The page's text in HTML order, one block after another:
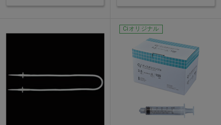
Ciオリジナル